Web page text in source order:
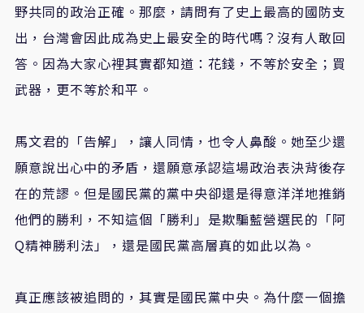
野共同的政治正確。那麼，請問有了史上最高的國防支
出，台灣會因此成為史上最安全的時代嗎？沒有人敢回
答。因為大家心裡其實都知道：花錢，不等於安全；買
武器，更不等於和平。
馬文君的「告解」，讓人同情，也令人鼻酸。她至少還
願意說出心中的矛盾，還願意承認這場政治表決背後存
在的荒謬。但是國民黨的黨中央卻還是得意洋洋地推銷
他們的勝利，不知這個「勝利」是欺騙藍營選民的「阿
Q精神勝利法」，還是國民黨高層真的如此以為。
真正應該被追問的，其實是國民黨中央。為什麼一個擔